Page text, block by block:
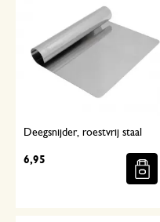
Deegsnijder, roestvrij staal
6,95